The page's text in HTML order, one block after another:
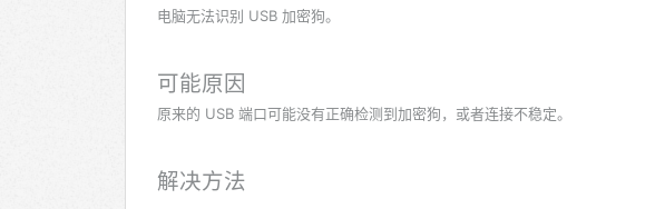
电脑无法识别 USB 加密狗。
可能原因
原来的 USB 端口可能没有正确检测到加密狗，或者连接不稳定。
解决方法